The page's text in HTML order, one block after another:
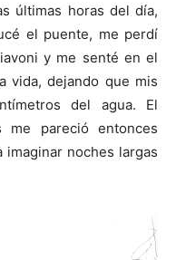
últimas horas del día,
el puente, me perdí
y me senté en el
vida, dejando que mis
del agua. El
me pareció entonces
noches largas